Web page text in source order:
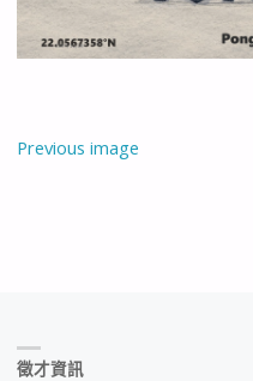
Previous image
徵才資訊